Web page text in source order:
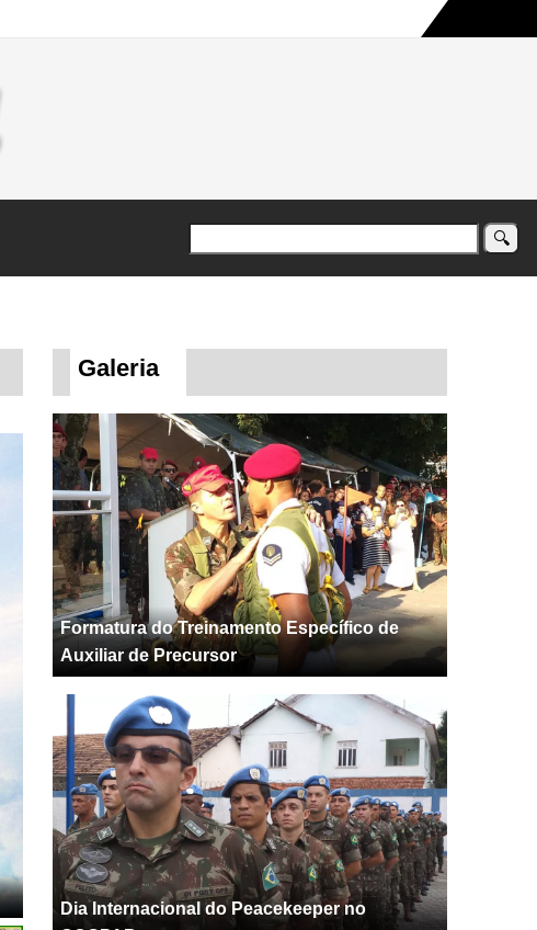
na maior campanha humanitária já registrada no país
Galeria
Formatura do Treinamento Específico de
Auxiliar de Precursor
Dia Internacional do Peacekeeper no